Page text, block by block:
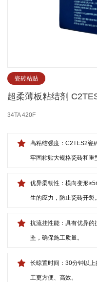
瓷砖粘贴
超柔薄板粘结剂
34TA 420F
高粘结强度：C2TES2瓷
牢固粘贴大规格瓷砖和重
优异柔韧性：横向变形
生的应力，防止瓷砖开裂。
抗流挂性能：具有优异
坠，确保施工质量。
长晾置时间：30分钟以
工更方便、高效。